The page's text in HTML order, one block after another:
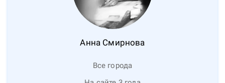
Анна Смирнова
Все города